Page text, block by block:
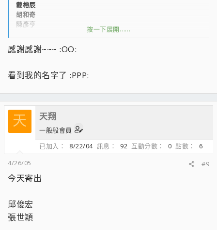
戴榕辰
胡和奇
陳彥亨
林欣漢
按一下展開……
感謝感謝~~~ :OO:
看到我的名字了 :PPP:
天 天翔
一般般會員
已加入
8/22/04 訊息 92 互動分數 0 點數
6
4/26/05
#9
今天寄出
邱俊宏
張世穎